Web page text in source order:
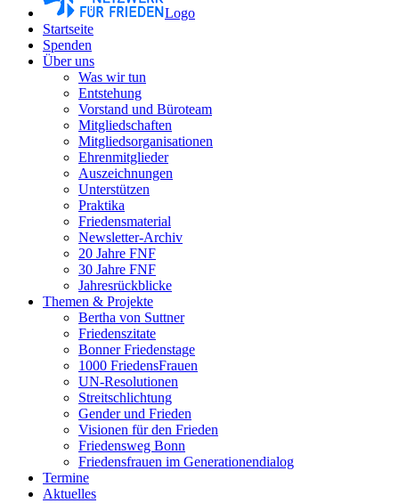
Logo
Startseite
Spenden
Über uns
Was wir tun
Entstehung
Vorstand und Büroteam
Mitgliedschaften
Mitgliedsorganisationen
Ehrenmitglieder
Auszeichnungen
Unterstützen
Praktika
Friedensmaterial
Newsletter-Archiv
20 Jahre FNF
30 Jahre FNF
Jahresrückblicke
Themen & Projekte
Bertha von Suttner
Friedenszitate
Bonner Friedenstage
1000 FriedensFrauen
UN-Resolutionen
Streitschlichtung
Gender und Frieden
Visionen für den Frieden
Friedensweg Bonn
Friedensfrauen im Generationendialog
Termine
Aktuelles